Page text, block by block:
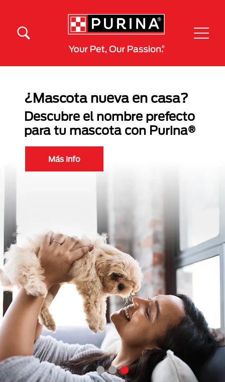
¿Mascota nueva en casa?
Descubre el nombre prefecto
para tu mascota con Purina®
Más Info